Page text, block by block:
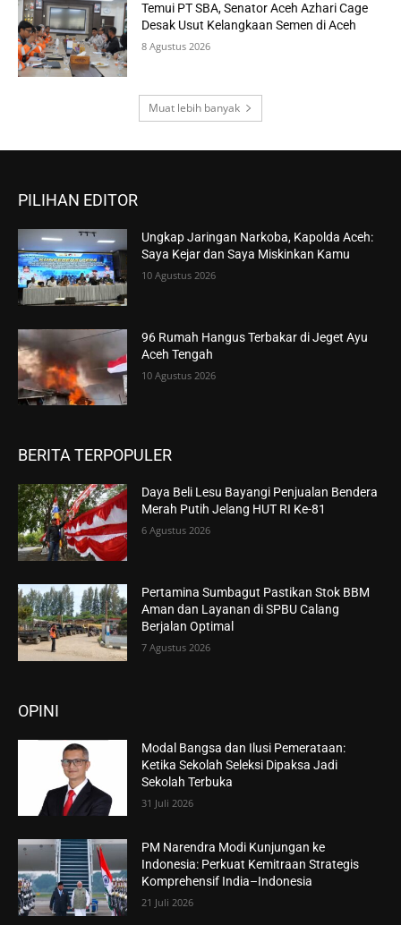
Temui PT SBA, Senator Aceh Azhari Cage
Desak Usut Kelangkaan Semen di Aceh
8 Agustus 2026
Muat lebih banyak
PILIHAN EDITOR
Ungkap Jaringan Narkoba, Kapolda Aceh:
Saya Kejar dan Saya Miskinkan Kamu
10 Agustus 2026
96 Rumah Hangus Terbakar di Jeget Ayu
Aceh Tengah
10 Agustus 2026
BERITA TERPOPULER
Daya Beli Lesu Bayangi Penjualan Bendera
Merah Putih Jelang HUT RI Ke-81
6 Agustus 2026
Pertamina Sumbagut Pastikan Stok BBM
Aman dan Layanan di SPBU Calang
Berjalan Optimal
7 Agustus 2026
OPINI
Modal Bangsa dan Ilusi Pemerataan:
Ketika Sekolah Seleksi Dipaksa Jadi
Sekolah Terbuka
31 Juli 2026
PM Narendra Modi Kunjungan ke
Indonesia: Perkuat Kemitraan Strategis
Komprehensif India–Indonesia
21 Juli 2026